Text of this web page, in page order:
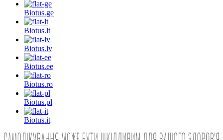
Biotus.ge
Biotus.lt
Biotus.lv
Biotus.ee
Biotus.ro
Biotus.pl
Biotus.it